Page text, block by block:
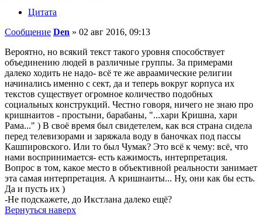
Цитата
Сообщение Den » 02 авг 2016, 09:13
Вероятно, но всякий текст такого уровня способствует
объединению людей в различные группы. За примерами
далеко ходить не надо- всё те же авраамические религии
начинались именно с сект, да и теперь вокруг корпуса их
текстов существует огромное количество подобных
социальных конструкций. Честно говоря, ничего не знаю про
кришнаитов - простыни, барабаны, "...хари Кришна, хари
Рама..." ) В своё время был свидетелем, как вся страна сидела
перед телевизорами и заряжала воду в баночках под пассы
Кашпировского. Или то был Чумак? Это всё к чему: всё, что
нами воспринимается- есть кажимость, интерпретация.
Вопрос в том, какое место в объективной реальности занимает
эта самая интерпретация. А кришнаиты... Ну, они как бы есть.
Да и пусть их )
-Не подскажете, до Икстлана далеко ещё?
Вернуться наверх